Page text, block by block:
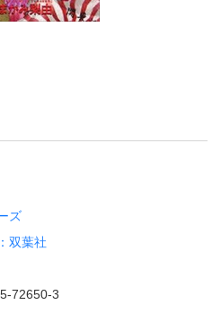
ズ
双葉社
72650-3